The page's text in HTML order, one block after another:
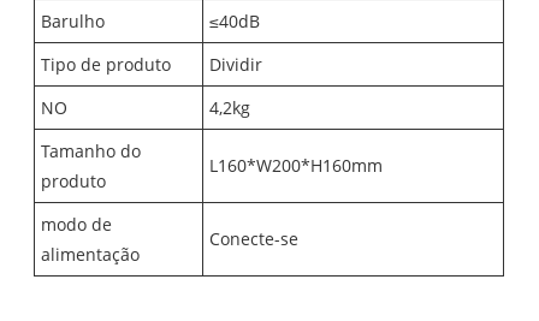
Barulho
≤40dB
Tipo de produto
Dividir
NO
4,2kg
Tamanho do
produto
L160*W200*H160mm
modo de
alimentação
Conecte-se